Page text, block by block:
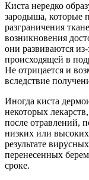
Киста нередко
зародыша, которые
разграничения
возникновения
они развиваются
происходящей в
Не отрицается и
вследствие
Иногда киста
некоторых
после отравлений,
низких или высоких
результате
перенесенных
сроке.